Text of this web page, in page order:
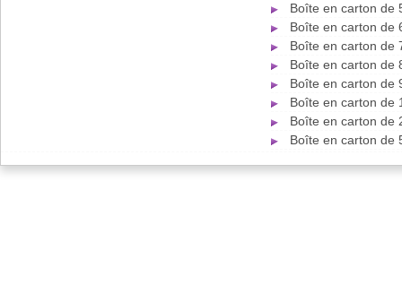
Boîte en carton de
Boîte en carton de
Boîte en carton de
Boîte en carton de
Boîte en carton de
Boîte en carton de
Boîte en carton de
Boîte en carton de